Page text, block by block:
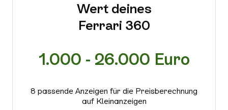
Wert deines
Ferrari 360
1.000 - 26.000 Euro
8 passende Anzeigen für die Preisberechnung
auf Kleinanzeigen